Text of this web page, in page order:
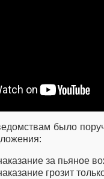
было
за пьяное
грозит